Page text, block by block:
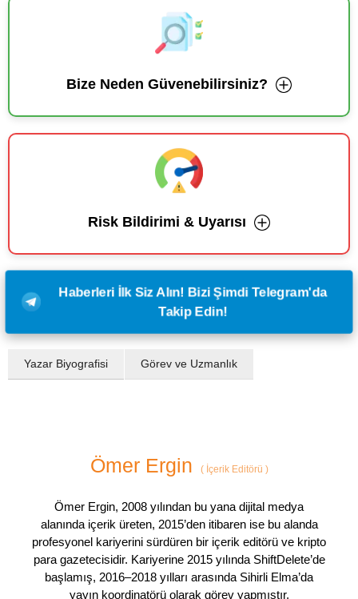
Bize Neden Güvenebilirsiniz?
Risk Bildirimi & Uyarısı
Haberleri İlk Siz Alın! Bizi Şimdi Telegram'da
Takip Edin!
Yazar Biyografisi Görev ve Uzmanlık
Ömer Ergin (İçerik Editörü )
Ömer Ergin, 2008 yılından bu yana dijital medya
alanında içerik üreten, 2015’den itibaren ise bu alanda
profesyonel kariyerini sürdüren bir içerik editörü ve kripto
para gazetecisidir. Kariyerine 2015 yılında ShiftDelete’de
başlamış, 2016–2018 yılları arasında Sihirli Elma’da
yayın koordinatörü olarak görev yapmıştır.